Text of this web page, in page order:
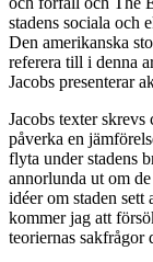
stadens sociala och
Den amerikanska
referera till i denna
Jacobs presenterar
Jacobs texter
påverka en
flyta under stadens
annorlunda ut om
idéer om staden
kommer jag att
teoriernas sakfrågor